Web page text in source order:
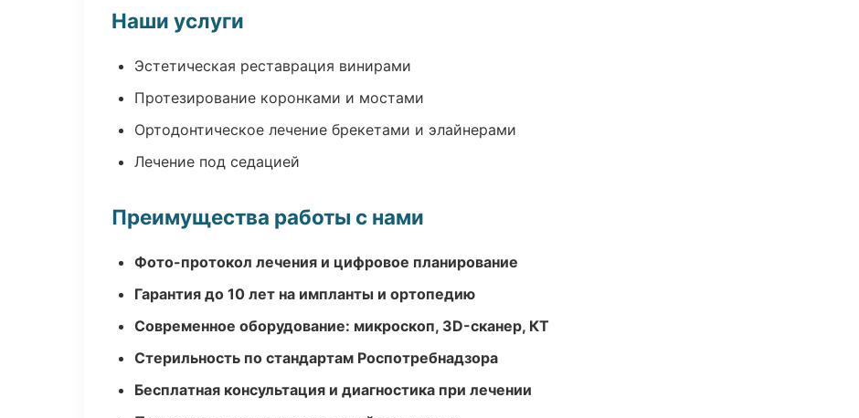
Наши услуги
Эстетическая реставрация винирами
Протезирование коронками и мостами
Ортодонтическое лечение брекетами и элайнерами
Лечение под седацией
Преимущества работы с нами
Фото-протокол лечения и цифровое планирование
Гарантия до 10 лет на импланты и ортопедию
Современное оборудование: микроскоп, 3D-сканер, КТ
Стерильность по стандартам Роспотребнадзора
Бесплатная консультация и диагностика при лечении